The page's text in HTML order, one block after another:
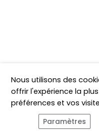
Nous utilisons des
offrir l'expérience la
préférences et vos
Paramètres